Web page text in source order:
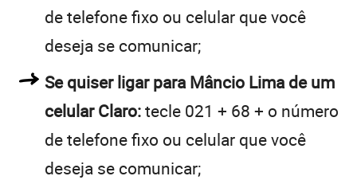
de telefone fixo ou celular que você
deseja se comunicar;
Se quiser ligar para Mâncio Lima de um
celular Claro:tecle 021 + 68 + o número
de telefone fixo ou celular que você
deseja se comunicar;